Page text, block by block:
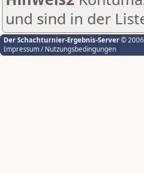
und sind in der
Der Schachturnier-Ergebnis-Server©
Impressum / Nutzungsbedingungen